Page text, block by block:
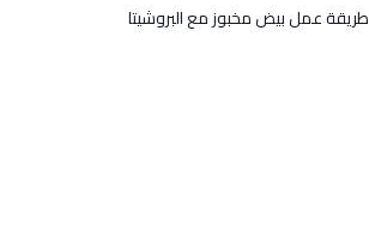
طريقة عمل بيض مخبوز مع البروشيتا